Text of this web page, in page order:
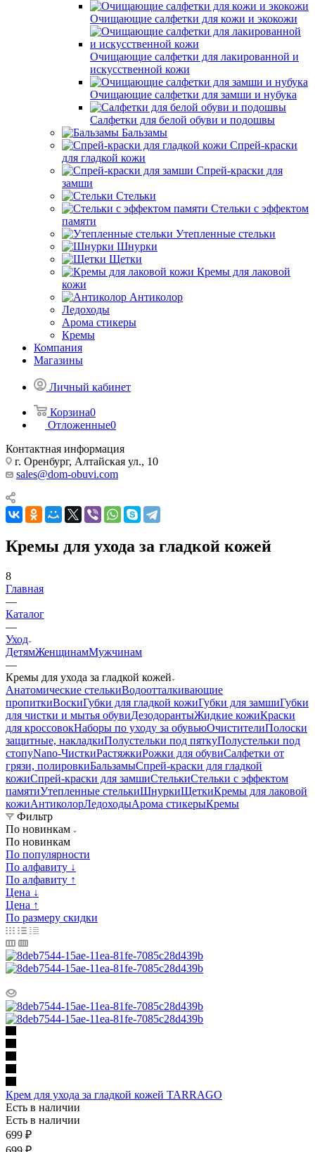
Очищающие салфетки для кожи и экокожи
Очищающие салфетки для лакированной и
искусственной кожи
Очищающие салфетки для замши и нубука
Салфетки для белой обуви и подошвы
Бальзамы
Спрей-краски
для гладкой кожи
Спрей-краски для
замши
Стельки
Стельки с эффектом
памяти
Утепленные стельки
Шнурки
Щетки
Кремы для лаковой
кожи
Антиколор
Ледоходы
Арома стикеры
Кремы
Компания
Магазины
Личный кабинет
Корзина0
Отложенные0
Контактная информация
г. Оренбург, Алтайская ул., 10
sales@dom-obuvi.com
Кремы для ухода за гладкой кожей
8
Главная
—
Каталог
—
Уход
ДетямЖенщинамМужчинам
—
Кремы для ухода за гладкой кожей
Анатомические стелькиВодоотталкивающие
пропиткиВоскиГубки для гладкой кожиГубки для замшиГубки
для чистки и мытья обувиДезодорантыЖидкие кожиКраски
для кроссовокНаборы по уходу за обувьюОчистителиПолоски
защитные, накладкиПолустельки под пяткуПолустельки под
стопуNano-ЧисткиРастяжкиРожки для обувиСалфетки от
грязи, полировкиБальзамыСпрей-краски для гладкой
кожиСпрей-краски для замшиСтелькиСтельки с эффектом
памятиУтепленные стелькиШнуркиЩеткиКремы для лаковой
кожиАнтиколорЛедоходыАрома стикерыКремы
Фильтр
По новинкам
По новинкам
По популярности
По алфавиту ↓
По алфавиту ↑
Цена ↓
Цена ↑
По размеру скидки
Крем для ухода за гладкой кожей TARRAGO
Есть в наличии
Есть в наличии
699 ₽